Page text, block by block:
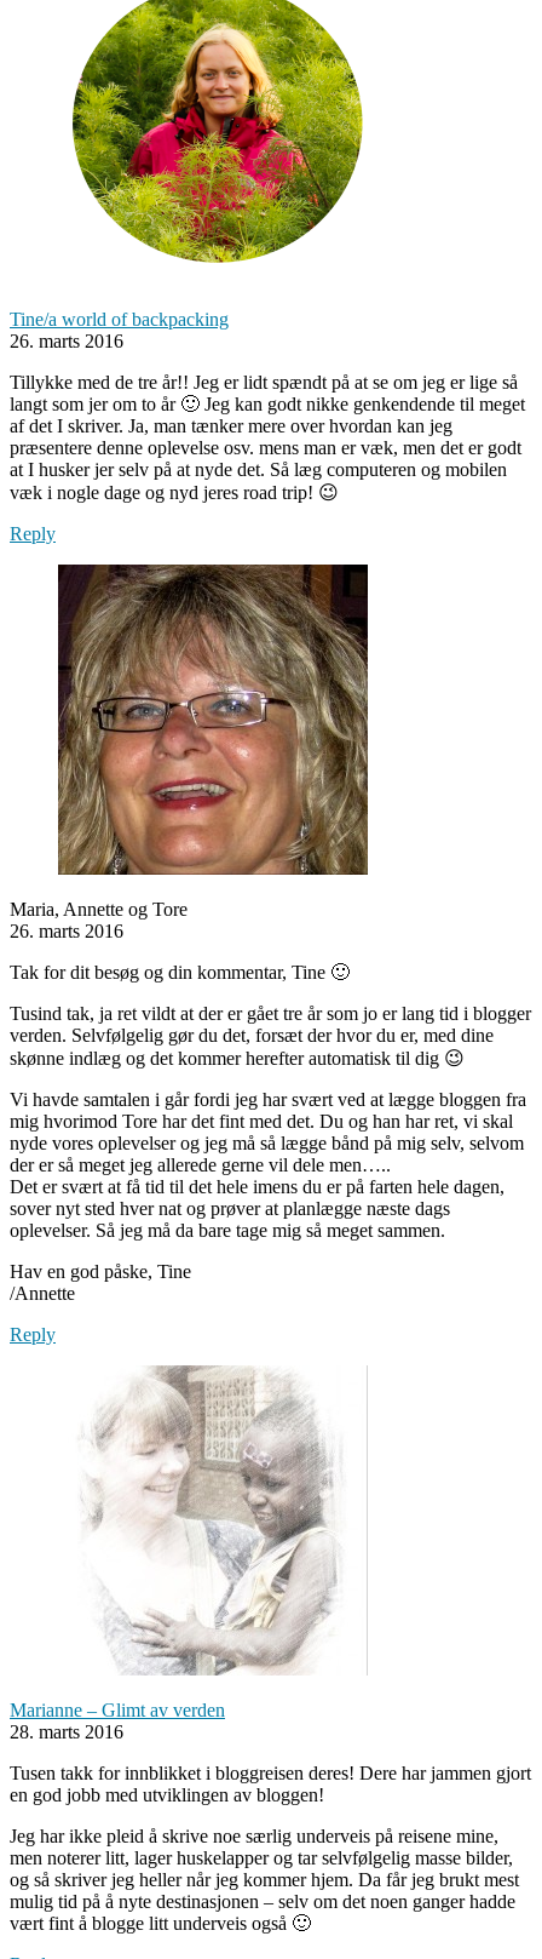
Tine/a world of backpacking
26. marts 2016
Tillykke med de tre år!! Jeg er lidt spændt på at se om jeg er lige så
langt som jer om to år 🙂 Jeg kan godt nikke genkendende til meget
af det I skriver. Ja, man tænker mere over hvordan kan jeg
præsentere denne oplevelse osv. mens man er væk, men det er godt
at I husker jer selv på at nyde det. Så læg computeren og mobilen
væk i nogle dage og nyd jeres road trip! 😉
Reply
Maria, Annette og Tore
26. marts 2016
Tak for dit besøg og din kommentar, Tine 🙂
Tusind tak, ja ret vildt at der er gået tre år som jo er lang tid i blogger
verden. Selvfølgelig gør du det, forsæt der hvor du er, med dine
skønne indlæg og det kommer herefter automatisk til dig 😉
Vi havde samtalen i går fordi jeg har svært ved at lægge bloggen fra
mig hvorimod Tore har det fint med det. Du og han har ret, vi skal
nyde vores oplevelser og jeg må så lægge bånd på mig selv, selvom
der er så meget jeg allerede gerne vil dele men…..
Det er svært at få tid til det hele imens du er på farten hele dagen,
sover nyt sted hver nat og prøver at planlægge næste dags
oplevelser. Så jeg må da bare tage mig så meget sammen.
Hav en god påske, Tine
/Annette
Reply
Marianne – Glimt av verden
28. marts 2016
Tusen takk for innblikket i bloggreisen deres! Dere har jammen gjort
en god jobb med utviklingen av bloggen!
Jeg har ikke pleid å skrive noe særlig underveis på reisene mine,
men noterer litt, lager huskelapper og tar selvfølgelig masse bilder,
og så skriver jeg heller når jeg kommer hjem. Da får jeg brukt mest
mulig tid på å nyte destinasjonen – selv om det noen ganger hadde
vært fint å blogge litt underveis også 🙂